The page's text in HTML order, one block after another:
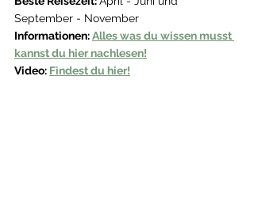
September - November
Informationen: Alles was du wissen musst
kannst du hier nachlesen!
Video: Findest du hier!